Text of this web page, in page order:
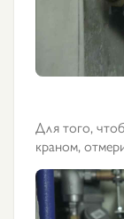
Для того,
краном,